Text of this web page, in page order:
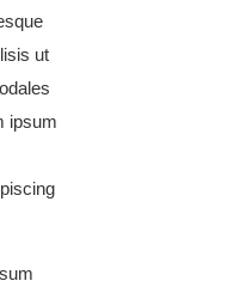
ut
ipsum